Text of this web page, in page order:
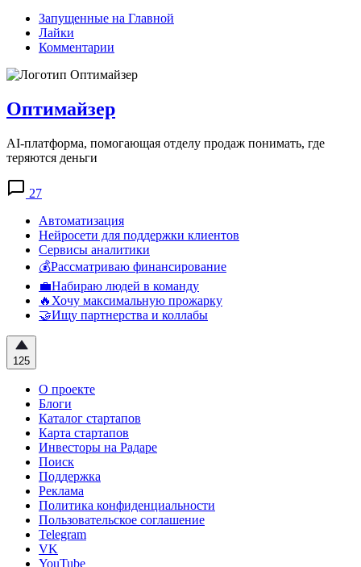
Запущенные на Главной
Лайки
Комментарии
Оптимайзер
AI-платформа, помогающая отделу продаж понимать, где
теряются деньги
27
Автоматизация
Нейросети для поддержки клиентов
Сервисы аналитики
💰Рассматриваю финансирование
💼Набираю людей в команду
🔥Хочу максимальную прожарку
🤝Ищу партнерства и коллабы
125
О проекте
Блоги
Каталог стартапов
Карта стартапов
Инвесторы на Радаре
Поиск
Поддержка
Реклама
Политика конфиденциальности
Пользовательское соглашение
Telegram
VK
YouTube